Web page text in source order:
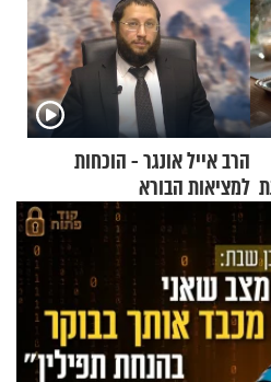
הרב אייל אונגר - הוכחות
למציאות הבורא